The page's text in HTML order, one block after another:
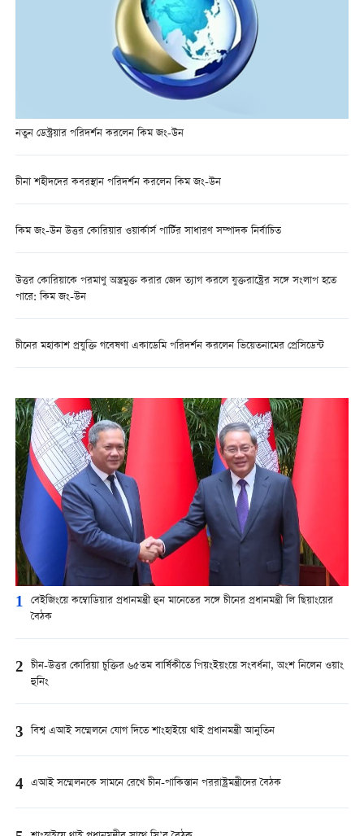
নতুন ডেস্ট্রয়ার পরিদর্শন করলেন কিম জং-উন
চীনা শহীদদের কবরস্থান পরিদর্শন করলেন কিম জং-উন
কিম জং-উন উত্তর কোরিয়ার ওয়ার্কার্স পার্টির সাধারণ সম্পাদক নির্বাচিত
উত্তর কোরিয়াকে পরমাণু অস্ত্রমুক্ত করার জেদ ত্যাগ করলে যুক্তরাষ্ট্রের সঙ্গে সংলাপ হতে
পারে: কিম জং-উন
চীনের মহাকাশ প্রযুক্তি গবেষণা একাডেমি পরিদর্শন করলেন ভিয়েতনামের প্রেসিডেন্ট
1 বেইজিংয়ে কম্বোডিয়ার প্রধানমন্ত্রী হুন মানেতের সঙ্গে চীনের প্রধানমন্ত্রী লি ছিয়াংয়ের
বৈঠক
2 চীন-উত্তর কোরিয়া চুক্তির ৬৫তম বার্ষিকীতে পিয়ংইয়ংয়ে সংবর্ধনা, অংশ নিলেন ওয়াং
হুনিং
3 বিশ্ব এআই সম্মেলনে যোগ দিতে শাংহাইয়ে থাই প্রধানমন্ত্রী আনুতিন
4 এআই সম্মেলনকে সামনে রেখে চীন-পাকিস্তান পররাষ্ট্রমন্ত্রীদের বৈঠক